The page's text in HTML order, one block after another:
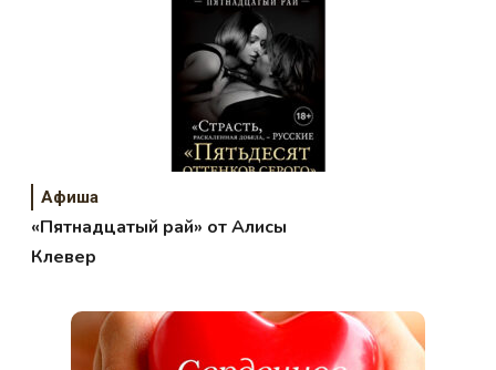
Афиша
«Пятнадцатый рай» от Алисы
Клевер